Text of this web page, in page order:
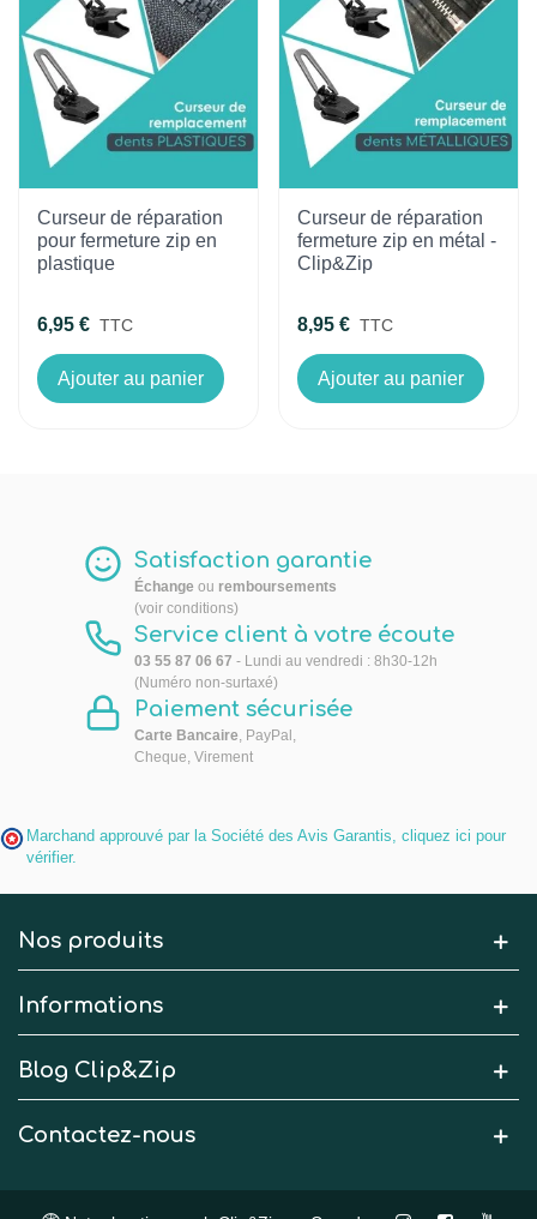
Curseur de réparation
pour fermeture zip en
plastique
6,95 € TTC
Ajouter au panier
Curseur de réparation
fermeture zip en métal -
Clip&Zip
8,95 € TTC
Ajouter au panier
Satisfaction garantie
Échange ou remboursements
(voir conditions)
Service client à votre écoute
03 55 87 06 67 - Lundi au vendredi : 8h30-12h
(Numéro non-surtaxé)
Paiement sécurisée
Carte Bancaire, PayPal,
Cheque, Virement
Marchand approuvé par la Société des Avis Garantis, cliquez ici pour
vérifier.
Nos produits
Informations
Blog Clip&Zip
Contactez-nous